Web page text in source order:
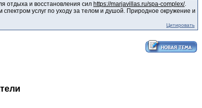
отдыха и восстановления сил https://marjavillas.ru/spa-complex/.
услуг по уходу за телом и душой. Природное окружение и
Цитировать